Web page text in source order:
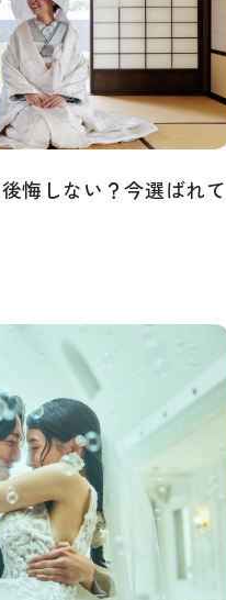
悔しない？今選ばれて